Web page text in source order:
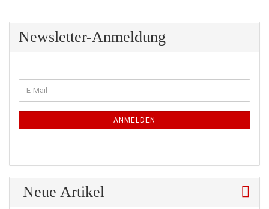
Newsletter-Anmeldung
ZUR
NEWSLETTER-
E-
Mail
ANMELDEN
Neue Artikel